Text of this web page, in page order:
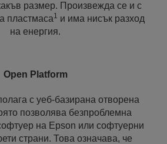
размер. Произвежда се и с
пластмаса1 и има нисък разход
на енергия.
Open Platform
с уеб-базирана отворена
позволява безпроблемна
на Epson или софтуерни
страни. Това означава, че